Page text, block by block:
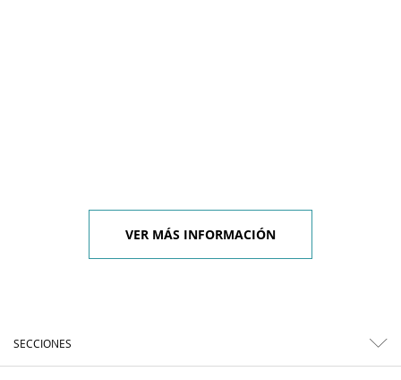
VER MÁS INFORMACIÓN
SECCIONES